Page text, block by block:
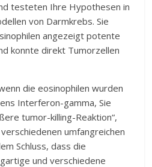
testeten Ihre Hypothesen in
von Darmkrebs. Sie
angezeigt potente
konnte direkt Tumorzellen
die eosinophilen wurden
Interferon-gamma, Sie
tumor-killing-Reaktion“,
umfangreichen
Schluss, dass die
und verschiedene